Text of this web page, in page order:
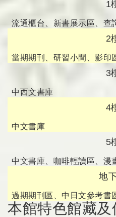
1
流通櫃台、新書展示區、查
牆、閱報區、教師指定參考2
當期期刊、研習小間、影印
3
中西文書庫
4
中文書庫
5
中文書庫、咖啡輕讀區、漫
地
過期期刊區、中日文參考書
本館特色館藏及